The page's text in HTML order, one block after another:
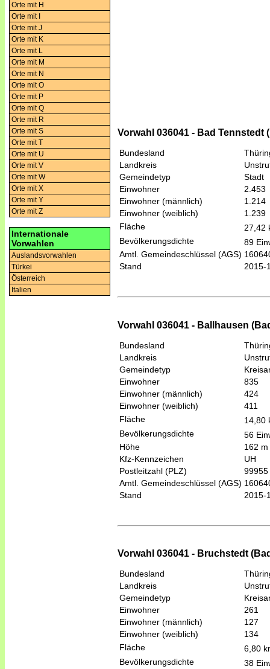
Orte mit H
Orte mit I
Orte mit J
Orte mit K
Orte mit L
Orte mit M
Orte mit N
Orte mit O
Orte mit P
Orte mit Q
Orte mit R
Orte mit S
Orte mit T
Orte mit U
Orte mit V
Orte mit W
Orte mit X
Orte mit Y
Orte mit Z
Internationale
Vorwahlen
Auslandsvorwahlen
Türkei
Österreich
Italien
Vorwahl 036041 - Bad Tennstedt
Bundesland
Landkreis
Gemeindetyp
Stadt
Einwohner
2.453
Einwohner (männlich)
1.214
Einwohner (weiblich)
1.239
Fläche
27,42
Bevölkerungsdichte
89
Amtl. Gemeindeschlüssel (AGS)
Stand
2015-
Vorwahl 036041 - Ballhausen
Bundesland
Landkreis
Gemeindetyp
Einwohner
835
Einwohner (männlich)
424
Einwohner (weiblich)
411
Fläche
14,80
Bevölkerungsdichte
56
Höhe
162
Kfz-Kennzeichen
UH
Postleitzahl (PLZ)
99955
Amtl. Gemeindeschlüssel (AGS)
Stand
2015-
Vorwahl 036041 - Bruchstedt
Bundesland
Landkreis
Gemeindetyp
Einwohner
261
Einwohner (männlich)
127
Einwohner (weiblich)
134
Fläche
6,80
Bevölkerungsdichte
38